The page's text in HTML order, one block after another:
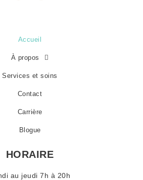
Accueil
À propos
Services et soins
Contact
Carrière
Blogue
HORAIRE
au jeudi 7h à 20h